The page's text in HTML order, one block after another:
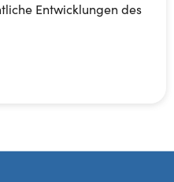
Entwicklungen des